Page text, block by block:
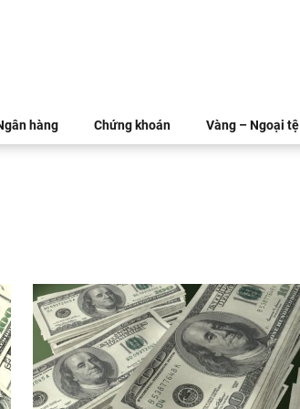
hàng Chứng khoán Vàng – Ngoại tệ